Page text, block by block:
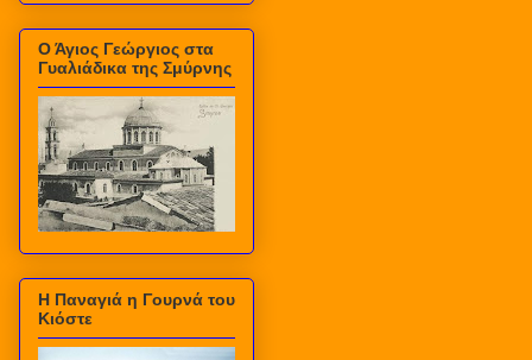
Ο Άγιος Γεώργιος στα
Γυαλιάδικα της Σμύρνης
Η Παναγιά η Γουρνά του
Κιόστε